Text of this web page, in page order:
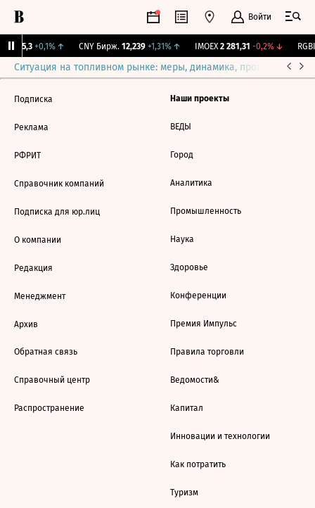
Войти
115,3 +0,1%↑ CNY Бирж. 12,239 +1,31%↑ IMOEX 2 281,31 -0,2%↓
Ситуация на топливном рынке: меры, динамика, прогнозы
Подписка
Реклама
РФРИТ
Справочник компаний
Подписка для юр.лиц
О компании
Редакция
Менеджмент
Архив
Обратная связь
Справочный центр
Распространение
Наши проекты
ВЕДЫ
Город
Аналитика
Промышленность
Наука
Здоровье
Конференции
Премия Импульс
Правила торговли
Ведомости&
Капитал
Инновации и технологии
Как потратить
Туризм